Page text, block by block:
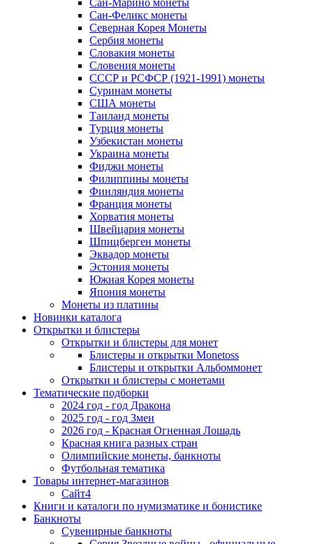
Сан-Марино монеты
Сан-Феликс монеты
Северная Корея Монеты
Сербия монеты
Словакия монеты
Словения монеты
СССР и РСФСР (1921-1991) монеты
Суринам монеты
США монеты
Таиланд монеты
Турция монеты
Узбекистан монеты
Украина монеты
Фиджи монеты
Филиппины монеты
Финляндия монеты
Франция монеты
Хорватия монеты
Швейцария монеты
Шпицберген монеты
Эквадор монеты
Эстония монеты
Южная Корея монеты
Япония монеты
Монеты из платины
Новинки каталога
Открытки и блистеры
Открытки и блистеры для монет
Блистеры и открытки Monetoss
Блистеры и открытки Альбоммонет
Открытки и блистеры с монетами
Тематические подборки
2024 год - год Дракона
2025 год - год Змеи
2026 год - Красная Огненная Лошадь
Красная книга разных стран
Олимпийские монеты, банкноты
Футбольная тематика
Товары интернет-магазинов
Сайт4
Книги и каталоги по нумизматике и бонистике
Банкноты
Сувенирные банкноты